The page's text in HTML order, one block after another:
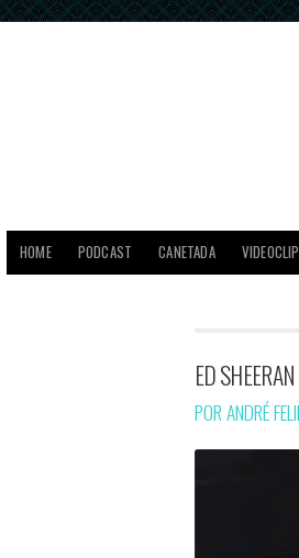
HOME PODCAST CANETADA
ED
POR ANDRÉ